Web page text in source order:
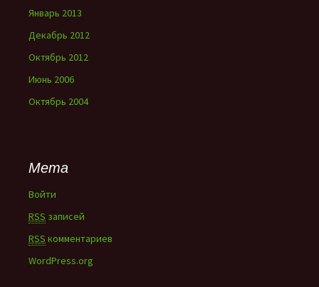
Январь 2013
Декабрь 2012
Октябрь 2012
Июнь 2006
Октябрь 2004
Мета
Войти
RSS записей
RSS комментариев
WordPress.org